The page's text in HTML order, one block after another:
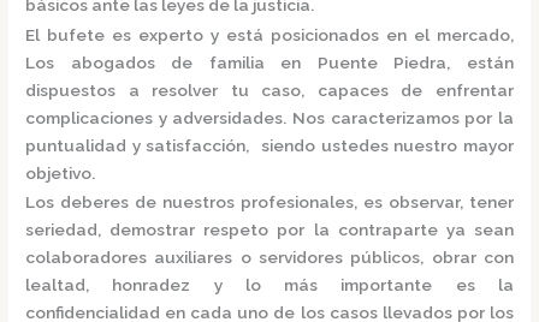
básicos ante las leyes de la justicia.
El bufete es experto y está posicionados en el mercado,
Los
abogados de familia en Puente Piedra, están
dispuestos a resolver tu caso, capaces de enfrentar
complicaciones y adversidades. Nos caracterizamos por la
puntualidad y satisfacción, siendo ustedes nuestro mayor
objetivo.
Los deberes de nuestros profesionales, es observar, tener
seriedad, demostrar respeto por la contraparte ya sean
colaboradores auxiliares o servidores públicos, obrar con
lealtad, honradez y lo más importante es la
confidencialidad en cada uno de los casos llevados por los